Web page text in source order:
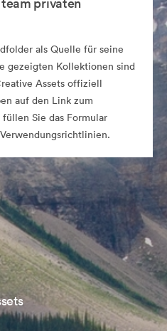
als Quelle für seine
gezeigten Kollektionen sind
Assets offiziell
auf den Link zum
Sie das Formular